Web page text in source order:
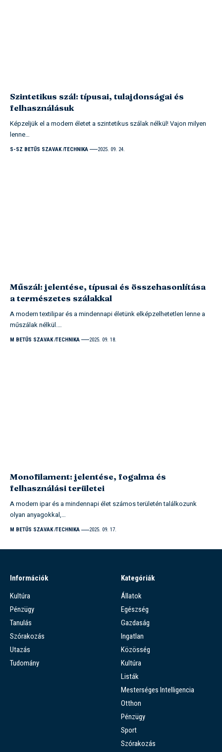
Szintetikus szál: típusai, tulajdonságai és
felhasználásuk
Képzeljük el a modern életet a szintetikus szálak nélkül! Vajon milyen
lenne…
S-SZ BETŰS SZAVAK TECHNIKA 2025. 09. 24.
Műszál: jelentése, típusai és összehasonlítása
a természetes szálakkal
A modern textilipar és a mindennapi életünk elképzelhetetlen lenne a
műszálak nélkül.…
M BETŰS SZAVAK TECHNIKA 2025. 09. 18.
Monofilament: jelentése, fogalma és
felhasználási területei
A modern ipar és a mindennapi élet számos területén találkozunk
olyan anyagokkal,…
M BETŰS SZAVAK TECHNIKA 2025. 09. 17.
Információk
Kultúra
Pénzügy
Tanulás
Szórakozás
Utazás
Tudomány
Kategóriák
Állatok
Egészség
Gazdaság
Ingatlan
Közösség
Kultúra
Listák
Mesterséges Intelligencia
Otthon
Pénzügy
Sport
Szórakozás